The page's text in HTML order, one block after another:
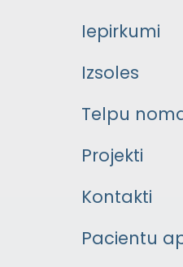
Iepirkumi
Izsoles
Telpu
Projekti
Kontakti
Pacientu